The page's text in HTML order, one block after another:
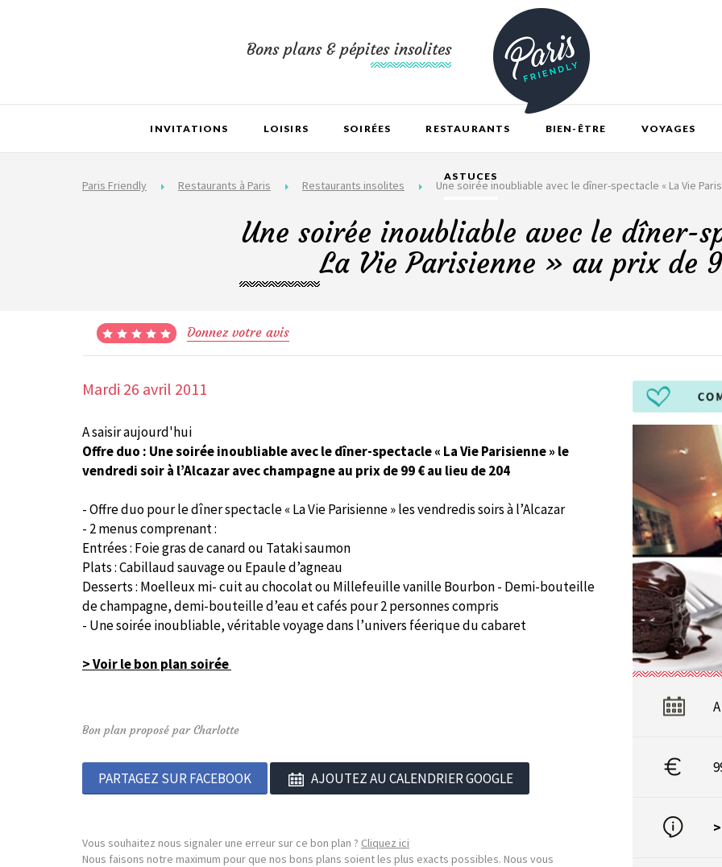
Bons plans & pépites insolites
INVITATIONS LOISIRS SOIRÉES RESTAURANTS BIEN-ÊTRE VOYAGES
ASTUCES
Paris Friendly Restaurants à Paris Restaurants insolites Une soirée inoubliable avec le dîner-spectacle « La Vie
Une soirée inoubliable avec le dîner-
La Vie Parisienne » au prix de
Donnez votre avis
Mardi 26 avril 2011
A saisir aujourd'hui
Offre duo : Une soirée inoubliable avec le dîner-spectacle « La Vie Parisienne » le
vendredi soir à l’Alcazar avec champagne au prix de 99 € au lieu de 204
- Offre duo pour le dîner spectacle « La Vie Parisienne » les vendredis soirs à l’Alcazar
- 2 menus comprenant :
Entrées : Foie gras de canard ou Tataki saumon
Plats : Cabillaud sauvage ou Epaule d’agneau
Desserts : Moelleux mi- cuit au chocolat ou Millefeuille vanille Bourbon- Demi-bouteille
de champagne, demi-bouteille d’eau et cafés pour 2 personnes compris
- Une soirée inoubliable, véritable voyage dans l’univers féerique du cabaret
> Voir le bon plan soirée
Bon plan proposé par Charlotte
PARTAGEZ SUR FACEBOOK AJOUTEZ AU CALENDRIER GOOGLE
Vous souhaitez nous signaler une erreur sur ce bon plan ? Cliquez ici
Nous faisons notre maximum pour que nos bons plans soient les plus exacts possibles. Nous vous